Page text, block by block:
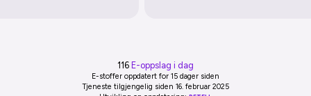
116 E-oppslag i dag
E-stoffer oppdatert for 15 dager siden
Tjeneste tilgjengelig siden 16. februar 2025